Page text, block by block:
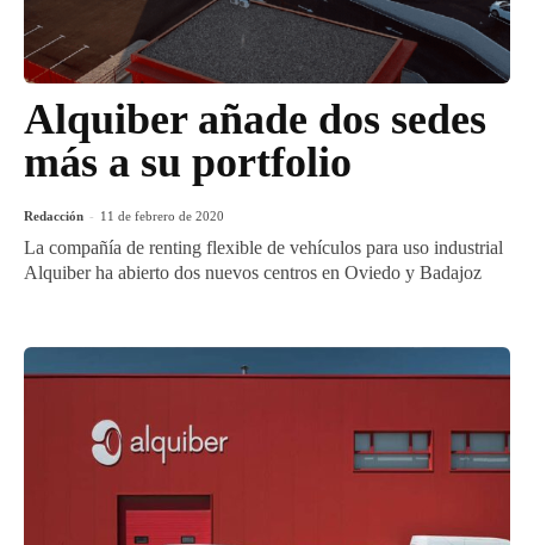
Alquiber añade dos sedes
más a su portfolio
Redacción - 11 de febrero de 2020
La compañía de renting flexible de vehículos para uso industrial
Alquiber ha abierto dos nuevos centros en Oviedo y Badajoz